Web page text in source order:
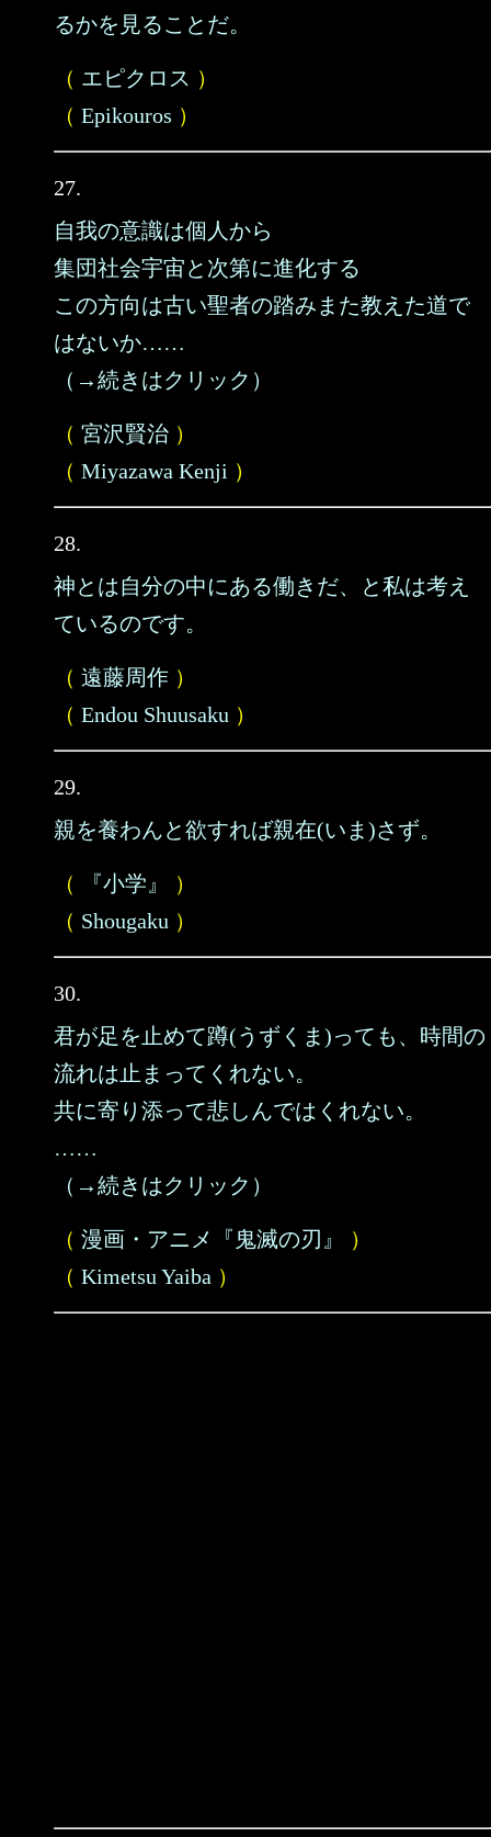
るかを見ることだ。
（ エピクロス ）
（ Epikouros ）
27.
自我の意識は個人から
集団社会宇宙と次第に進化する
この方向は古い聖者の踏みまた教えた道で
はないか……
（→続きはクリック）
（ 宮沢賢治 ）
（ Miyazawa Kenji ）
28.
神とは自分の中にある働きだ、と私は考え
ているのです。
（ 遠藤周作 ）
（ Endou Shuusaku ）
29.
親を養わんと欲すれば親在(いま)さず。
（ 『小学』
）
（ Shougaku ）
30.
君が足を止めて蹲(うずくま)っても、時間の
流れは止まってくれない。
共に寄り添って悲しんではくれない。
……
（→続きはクリック）
（ 漫画・アニメ『鬼滅の刃』
）
（ Kimetsu Yaiba ）